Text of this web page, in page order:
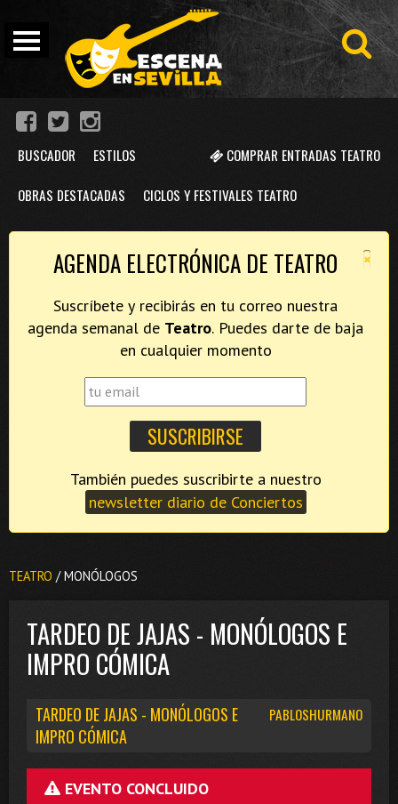
COMPRAR ENTRADAS TEATRO
BUSCADOR ESTILOS
OBRAS DESTACADAS CICLOS Y FESTIVALES TEATRO
×
AGENDA ELECTRÓNICA DE TEATRO
Suscríbete y recibirás en tu correo nuestra
agenda semanal de Teatro. Puedes darte de baja
en cualquier momento
newsletter diario de Conciertos
TEATRO / MONÓLOGOS
TARDEO DE JAJAS - MONÓLOGOS E
IMPRO CÓMICA
PABLOSHURMANO
TARDEO DE JAJAS - MONÓLOGOS E
IMPRO CÓMICA
EVENTO CONCLUIDO